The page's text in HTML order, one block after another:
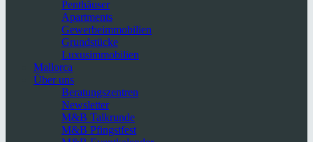
Penthäuser
Apartments
Gewerbeimmobilien
Grundstücke
Luxusimmobilien
Mallorca
Über uns
Beratungszentren
Newsletter
M&B Talkrunde
M&B Pfingstfest